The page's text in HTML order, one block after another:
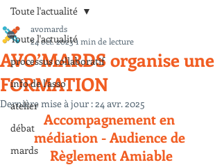
Toute l'actualité
processus collaboratif
info de l'asso
atelier
débat
mards
Toute l'actualité
AVO’MARDS organise une
FORMATION
avomards
24 oct. 20231 min de lecture
Dernière mise à jour :24 avr. 2025
Accompagnement en
médiation - Audience de
Règlement Amiable